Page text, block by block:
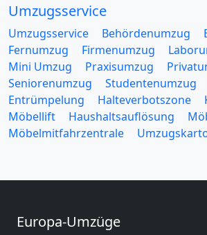
Umzugsservice
Umzugsservice Behördenumzug
Fernumzug
Firmenumzug
Mini Umzug
Praxisumzug
Seniorenumzug
Studentenumzug
Entrümpelung
Halteverbotszone
Möbellift
Haushaltsauflösung
Möbelmitfahrzentrale
Europa-Umzüge